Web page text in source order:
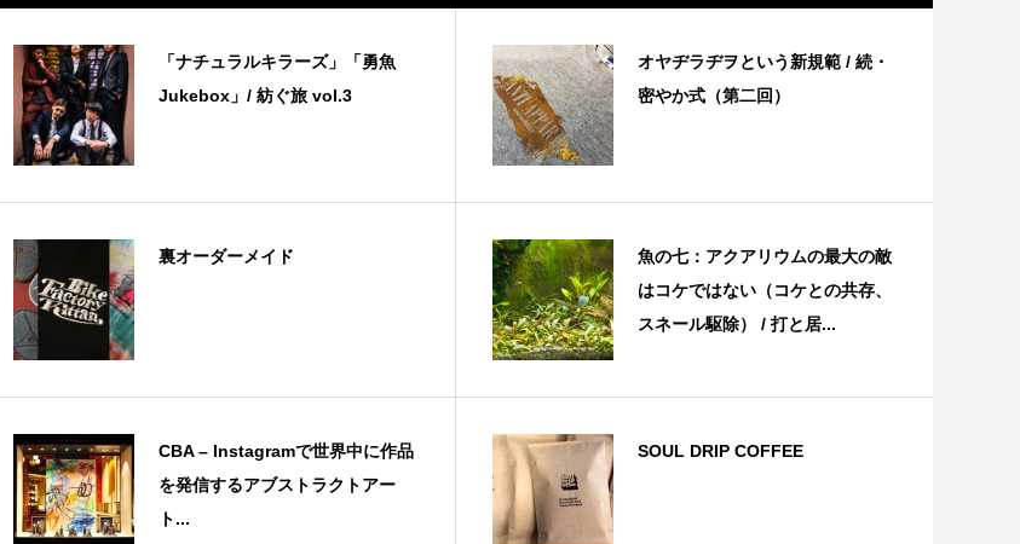
「ナチュラルキラーズ」「勇魚
Jukebox」/ 紡ぐ旅 vol.3
オヤヂラヂヲという新規範 / 続・
密やか式（第二回）
裏オーダーメイド
魚の七：アクアリウムの最大の敵
はコケではない（コケとの共存、
スネール駆除） / 打と居...
CBA – Instagramで世界中に作品
を発信するアブストラクトアー
ト...
SOUL DRIP COFFEE
反対ムーヴの暇人は見てみましょ...
ん映画「壁の女」～